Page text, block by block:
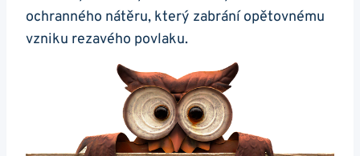
ochranného nátěru, který zabrání opětovnému
vzniku rezavého povlaku.